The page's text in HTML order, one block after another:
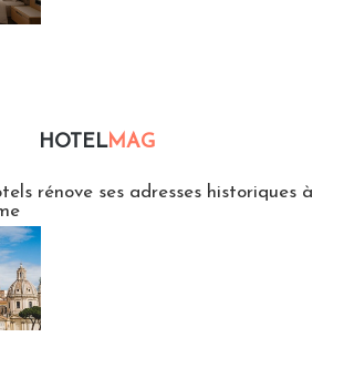
HOTELMAG
rénove ses adresses historiques à